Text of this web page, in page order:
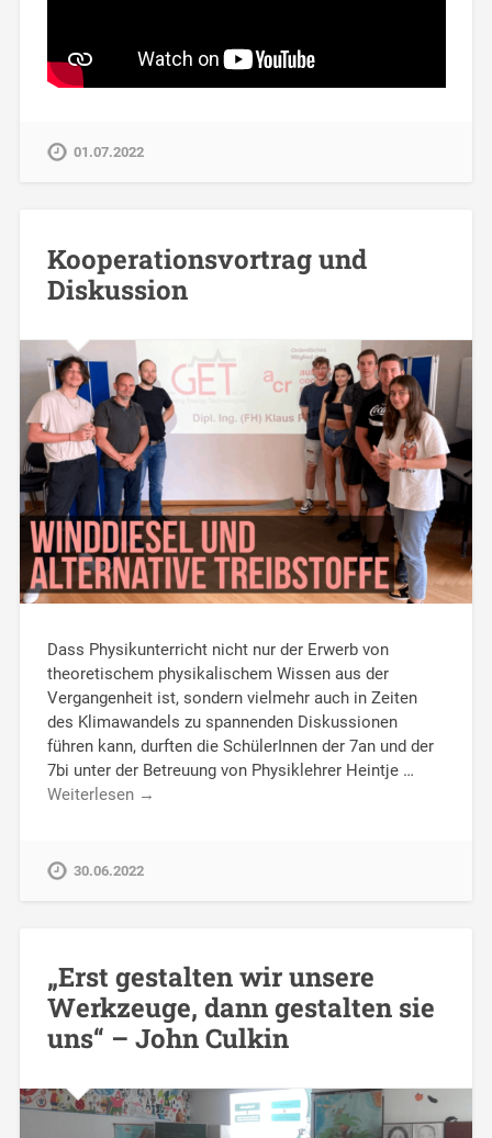
01.07.2022
Kooperationsvortrag und
Diskussion
Dass Physikunterricht nicht nur der Erwerb von
theoretischem physikalischem Wissen aus der
Vergangenheit ist, sondern vielmehr auch in Zeiten
des Klimawandels zu spannenden Diskussionen
führen kann, durften die SchülerInnen der 7an und der
7bi unter der Betreuung von Physiklehrer Heintje …
Weiterlesen →
30.06.2022
„Erst gestalten wir unsere
Werkzeuge, dann gestalten sie
uns“ – John Culkin